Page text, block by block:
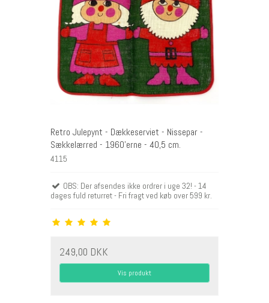
Retro Julepynt - Dækkeserviet - Nissepar -
Sækkelærred - 1960'erne - 40,5 cm.
4115
OBS: Der afsendes ikke ordrer i uge 32! - 14
dages fuld returret - Fri fragt ved køb over 599 kr.
249,00 DKK
Vis produkt